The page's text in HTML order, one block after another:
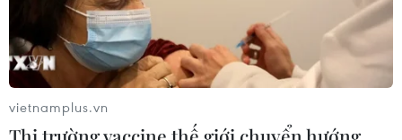
Anh về vấn đề Brexit
10/12/2018 15:41
Người phát ngôn của Ủy ban châu Âu khẳng định lập
Vương quốc Anh sẽ rời EU vào ngày 29/3/2019.
vietnamplus.vn